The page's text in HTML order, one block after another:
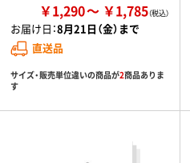
￥1,290 ￥1,785
お届け日：8月21日（金）まで
直送品
サイズ・販売単位違いの商品が2商品ありま
す